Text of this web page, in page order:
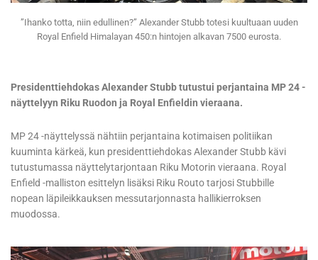
”Ihanko totta, niin edullinen?” Alexander Stubb totesi kuultuaan uuden
Royal Enfield Himalayan 450:n hintojen alkavan 7500 eurosta.
Presidenttiehdokas Alexander Stubb tutustui perjantaina MP 24 -
näyttelyyn Riku Ruodon ja Royal Enfieldin vieraana.
MP 24 -näyttelyssä nähtiin perjantaina kotimaisen politiikan
kuuminta kärkeä, kun presidenttiehdokas Alexander Stubb kävi
tutustumassa näyttelytarjontaan Riku Motorin vieraana. Royal
Enfield -malliston esittelyn lisäksi Riku Routo tarjosi Stubbille
nopean läpileikkauksen messutarjonnasta hallikierroksen
muodossa.